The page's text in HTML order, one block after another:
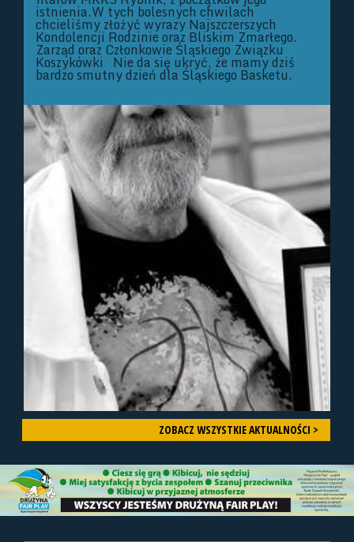
istnienia.W tych bolesnych chwilach
chcieliśmy złożyć wyrazy Najszczerszych
Kondolencji Rodzinie oraz Bliskim Zmarłego.
Zarząd oraz Członkowie Śląskiego Związku
Koszykówki Nie da się ukryć, że mamy dziś
bardzo smutny dzień dla Śląskiego Basketu.
ZOBACZ WSZYSTKIE AKTUALNOŚCI >